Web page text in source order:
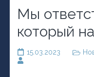
Мы
который
15.03.2023